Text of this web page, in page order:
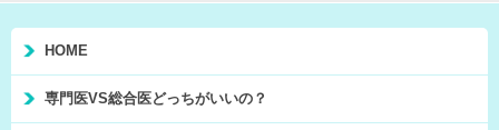
HOME
専門医VS総合医どっちがいいの？